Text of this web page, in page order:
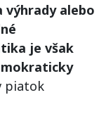
alebo
je však
piatok